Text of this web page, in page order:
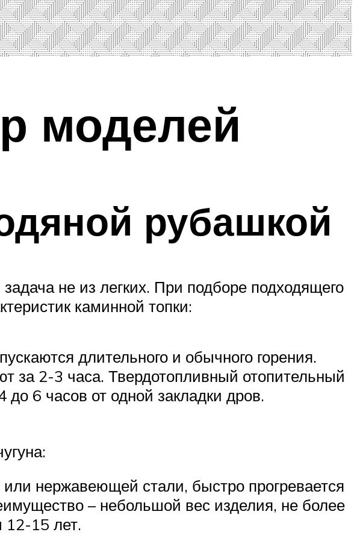
моделей
рубашкой
не из легких. При подборе подходящего
каминной топки:
длительного и обычного горения.
за 2-3 часа. Твердотопливный отопительный
до 6 часов от одной закладки дров.
нержавеющей стали, быстро прогревается
– небольшой вес изделия, не более
12-15 лет.